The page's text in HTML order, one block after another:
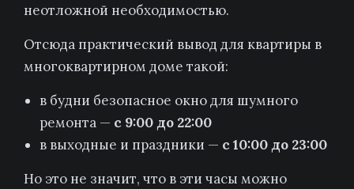
неотложной необходимостью.
Отсюда практический вывод для квартиры в
многоквартирном доме такой:
в будни безопасное окно для шумного
ремонта — с 9:00 до 22:00
в выходные и праздники — с 10:00 до 23:00
Но это не значит, что в эти часы можно